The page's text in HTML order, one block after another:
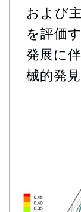
および
を評価
発展に
械的発